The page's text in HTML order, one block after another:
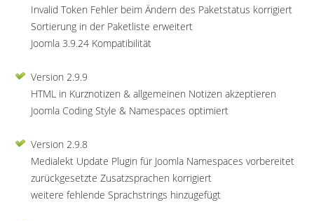
Invalid Token Fehler beim Ändern des Paketstatus korrigiert
Sortierung in der Paketliste erweitert
Joomla 3.9.24 Kompatibilität
Version 2.9.9
HTML in Kurznotizen & allgemeinen Notizen akzeptieren
Joomla Coding Style & Namespaces optimiert
Version 2.9.8
Medialekt Update Plugin für Joomla Namespaces vorbereitet
zurückgesetzte Zusatzsprachen korrigiert
weitere fehlende Sprachstrings hinzugefügt